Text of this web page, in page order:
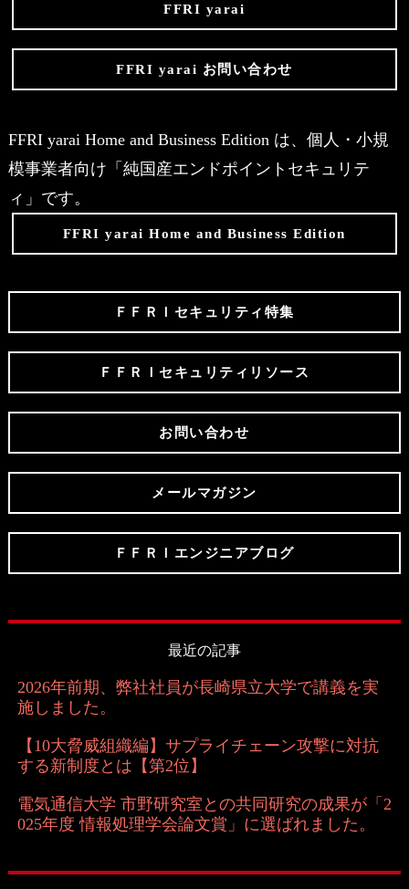
FFRI yarai
FFRI yarai お問い合わせ
FFRI yarai Home and Business Edition は、個人・小規
模事業者向け「純国産エンドポイントセキュリテ
ィ」です。
FFRI yarai Home and Business Edition
ＦＦＲＩセキュリティ特集
ＦＦＲＩセキュリティリソース
お問い合わせ
メールマガジン
ＦＦＲＩエンジニアブログ
最近の記事
2026年前期、弊社社員が長崎県立大学で講義を実
施しました。
【10大脅威組織編】サプライチェーン攻撃に対抗
する新制度とは【第2位】
電気通信大学 市野研究室との共同研究の成果が「2
025年度 情報処理学会論文賞」に選ばれました。